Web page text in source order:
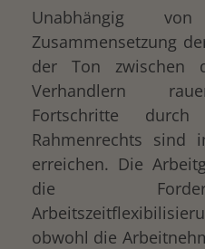
Unabhängig
Zusammensetzung
der Ton zwischen
Verhandlern
Fortschritte durch
Rahmenrechts sind
erreichen. Die
die
obwohl die